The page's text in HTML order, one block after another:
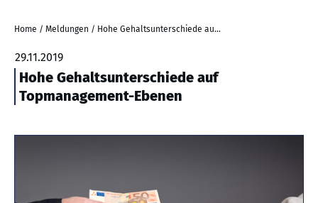
Home / Meldungen / Hohe Gehaltsunterschiede auf Topmanagement-Ebenen
29.11.2019
Hohe Gehaltsunterschiede auf
Topmanagement-Ebenen